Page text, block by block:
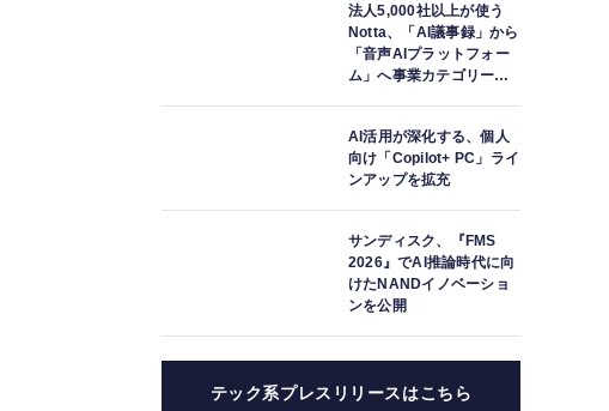
法人5,000社以上が使う
Notta、「AI議事録」から
「音声AIプラットフォー
ム」へ事業カテゴリーを
AI活用が深化する、個人
向け「Copilot+ PC」ライ
ンアップを拡充
サンディスク、『FMS
2026』でAI推論時代に向
けたNANDイノベーショ
ンを公開
テック系プレスリリースはこちら